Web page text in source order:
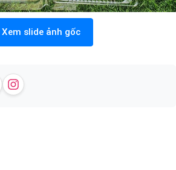
Xem slide ảnh gốc